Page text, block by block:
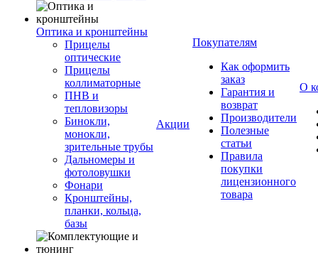
Оптика и кронштейны
Прицелы
оптические
Прицелы
коллиматорные
ПНВ и
тепловизоры
Бинокли,
монокли,
зрительные трубы
Дальномеры и
фотоловушки
Фонари
Кронштейны,
планки, кольца,
базы
Акции
Покупателям
Как оформить
заказ
Гарантия и
возврат
Производители
Полезные
статьи
Правила
покупки
лицензионного
товара
О